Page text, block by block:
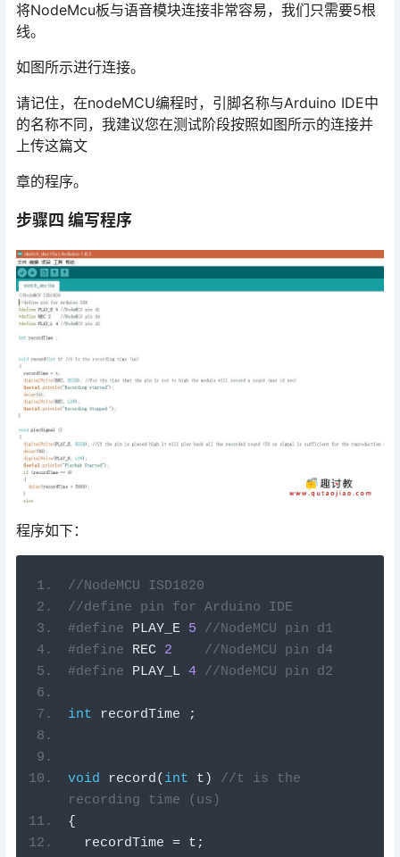
将NodeMcu板与语音模块连接非常容易，我们只需要5根
线。
如图所示进行连接。
请记住，在nodeMCU编程时，引脚名称与Arduino IDE中
的名称不同，我建议您在测试阶段按照如图所示的连接并
上传这篇文
章的程序。
步骤四 编写程序
程序如下：
//NodeMCU ISD1820
//define pin for Arduino IDE
#define PLAY_E 5
//NodeMCU pin d1
#define REC 2
//NodeMCU pin d4
#define PLAY_L 4 //NodeMCU pin d2
int recordTime ;
void record( int t )
//t is the
recording time (us)
{
  recordTime
= t ;